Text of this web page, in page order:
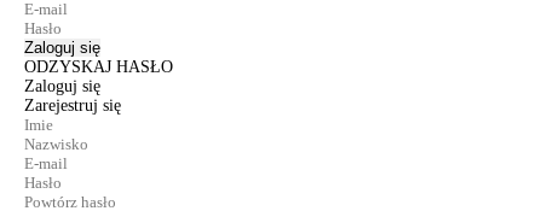
Zaloguj się
ODZYSKAJ HASŁO
Zaloguj się
Zarejestruj się